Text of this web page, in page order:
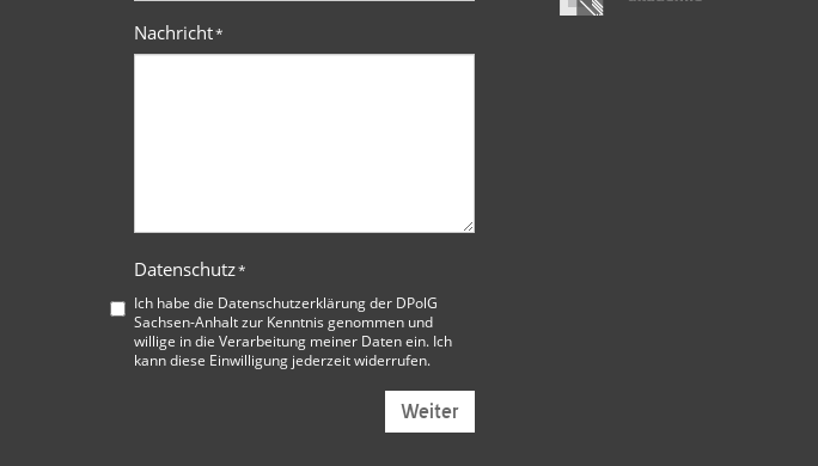
Nachricht*
Datenschutz*
Ich habe die Datenschutzerklärung der DPolG
Sachsen-Anhaltzur Kenntnis genommen und
willige in die Verarbeitung meiner Daten ein. Ich
kann diese Einwilligung jederzeit widerrufen.
Weiter